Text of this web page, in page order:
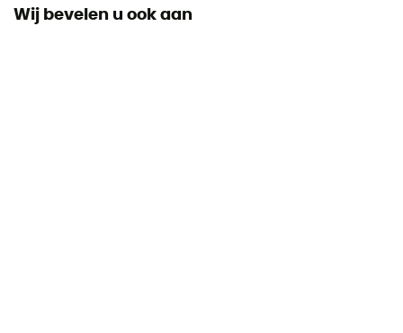
Wij bevelen u ook aan